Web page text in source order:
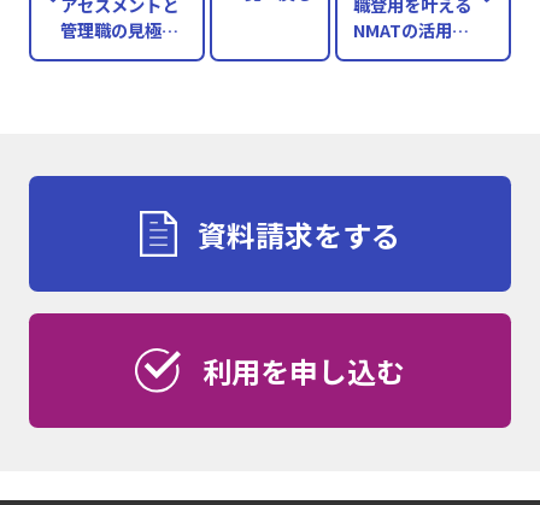
管理職の見極め
方
NMATの活用方
法とは
資料請求をする
利用を申し込む